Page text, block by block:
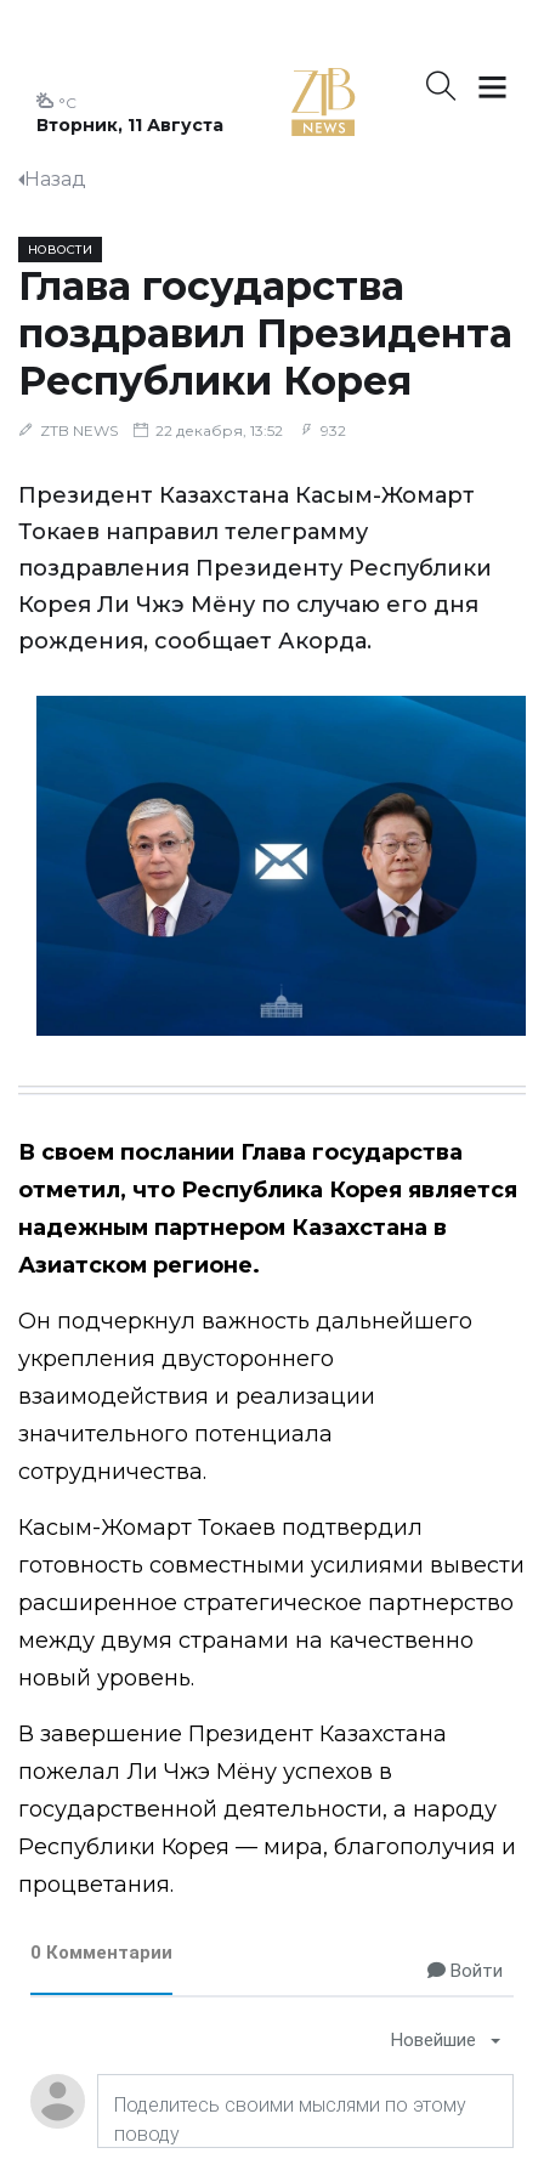
Вторник, 11 Августа
°C
Назад
НОВОСТИ
Глава государства
поздравил Президента
Республики Корея
ZTB NEWS 22 декабря, 13:52 932
Президент Казахстана Касым-Жомарт
Токаев направил телеграмму
поздравления Президенту Республики
Корея Ли Чжэ Мёну по случаю его дня
рождения, сообщает Акорда.
В своем послании Глава государства
отметил, что Республика Корея является
надежным партнером Казахстана в
Азиатском регионе.
Он подчеркнул важность дальнейшего
укрепления двустороннего
взаимодействия и реализации
значительного потенциала
сотрудничества.
Касым-Жомарт Токаев подтвердил
готовность совместными усилиями вывести
расширенное стратегическое партнерство
между двумя странами на качественно
новый уровень.
В завершение Президент Казахстана
пожелал Ли Чжэ Мёну успехов в
государственной деятельности, а народу
Республики Корея — мира, благополучия и
процветания.
0 Комментарии
Войти
Новейшие